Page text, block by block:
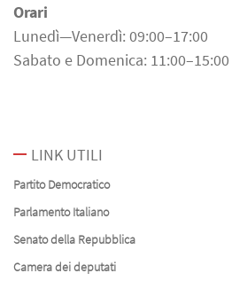
Orari
Lunedì—Venerdì: 09:00–17:00
Sabato e Domenica: 11:00–15:00
LINK UTILI
Partito Democratico
Parlamento Italiano
Senato della Repubblica
Camera dei deputati